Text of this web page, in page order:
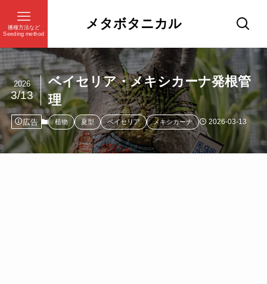
メタボタニカル
播種方法など
Seeding method
ベイセリア・メキシカーナ発根管
理
2026
3/13
広告 植物 夏型 ベイセリア メキシカーナ 2026-03-13